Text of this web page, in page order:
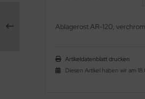
Ablagerost AR-120,
Artikeldatenblatt drucken
Diesen Artikel haben wir am